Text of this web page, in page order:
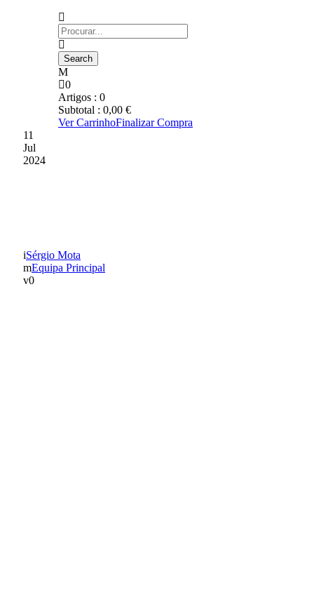
0
Artigos : 0
Subtotal : 0,00 €
Ver CarrinhoFinalizar Compra
11
Jul
2024
Sérgio Mota
Equipa Principal
0